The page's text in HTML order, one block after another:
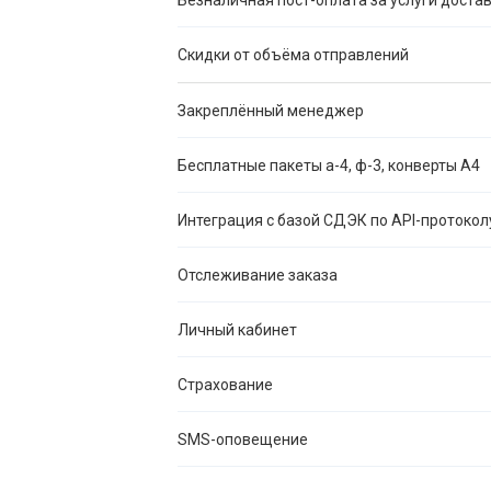
Скидки от объёма отправлений
Закреплённый менеджер
Бесплатные пакеты а-4, ф-3, конверты А4
Интеграция с базой СДЭК по API-
Отслеживание заказа
Личный кабинет
Страхование
SMS-оповещение